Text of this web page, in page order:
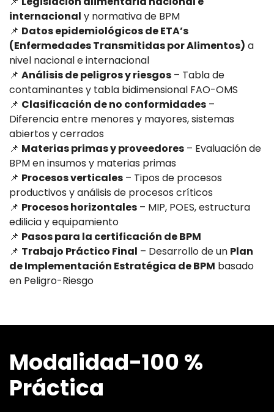
internacional y normativa de BPM
📌 Datos epidemiológicos de ETA’s
(Enfermedades Transmitidas por Alimentos) a
nivel nacional e internacional
📌 Análisis de peligros y riesgos – Tabla de
contaminantes y tabla bidimensional FAO-OMS
📌 Clasificación de no conformidades –
Diferencia entre menores y mayores, sistemas
abiertos y cerrados
📌 Materias primas y proveedores – Evaluación de
BPM en insumos y materias primas
📌 Procesos verticales – Tipos de procesos
productivos y análisis de procesos críticos
📌 Procesos horizontales – MIP, POES, estructura
edilicia y equipamiento
📌 Pasos para la certificación de BPM
📌 Trabajo Práctico Final – Desarrollo de un Plan
de Implementación Estratégica de BPM basado
en Peligro-Riesgo
Modalidad-100 %
Práctica